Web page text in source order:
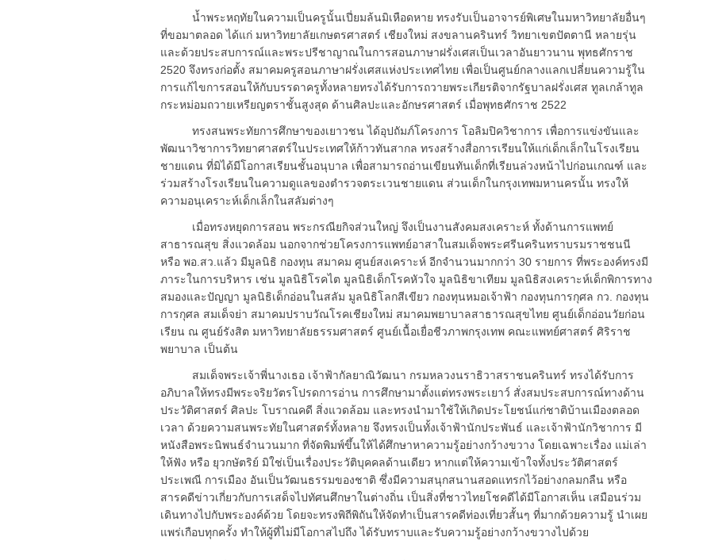
น้ำพระหฤทัยในความเป็นครูนั้นเปี่ยมล้นมิเหือดหาย ทรงรับเป็นอาจารย์พิเศษในมหาวิทยาลัยอื่นๆ
ที่ขอมาตลอด ได้แก่ มหาวิทยาลัยเกษตรศาสตร์ เชียงใหม่ สงขลานครินทร์ วิทยาเขตปัตตานี หลายรุ่น
และด้วยประสบการณ์และพระปรีชาญาณในการสอนภาษาฝรั่งเศสเป็นเวลาอันยาวนาน พุทธศักราช
2520 จึงทรงก่อตั้ง สมาคมครูสอนภาษาฝรั่งเศสแห่งประเทศไทย เพื่อเป็นศูนย์กลางแลกเปลี่ยนความรู้ใน
การแก้ไขการสอนให้กับบรรดาครูทั้งหลายทรงได้รับการถวายพระเกียรติจากรัฐบาลฝรั่งเศส ทูลเกล้าทูล
กระหม่อมถวายเหรียญตราชั้นสูงสุด ด้านศิลปะและอักษรศาสตร์ เมื่อพุทธศักราช 2522
ทรงสนพระทัยการศึกษาของเยาวชน ได้อุปถัมภ์โครงการ โอลิมปิควิชาการ เพื่อการแข่งขันและ
พัฒนาวิชาการวิทยาศาสตร์ในประเทศให้ก้าวทันสากล ทรงสร้างสื่อการเรียนให้แก่เด็กเล็กในโรงเรียน
ชายแดน ที่มิได้มีโอกาสเรียนชั้นอนุบาล เพื่อสามารถอ่านเขียนทันเด็กที่เรียนล่วงหน้าไปก่อนเกณฑ์ และ
ร่วมสร้างโรงเรียนในความดูแลของตำรวจตระเวนชายแดน ส่วนเด็กในกรุงเทพมหานครนั้น ทรงให้
ความอนุเคราะห์เด็กเล็กในสลัมต่างๆ
เมื่อทรงหยุดการสอน พระกรณียกิจส่วนใหญ่ จึงเป็นงานสังคมสงเคราะห์ ทั้งด้านการแพทย์
สาธารณสุข สิ่งแวดล้อม นอกจากช่วยโครงการแพทย์อาสาในสมเด็จพระศรีนครินทราบรมราชชนนี
หรือ พอ.สว.แล้ว มีมูลนิธิ กองทุน สมาคม ศูนย์สงเคราะห์ อีกจำนวนมากกว่า 30 รายการ ที่พระองค์ทรงมี
ภาระในการบริหาร เช่น มูลนิธิโรคไต มูลนิธิเด็กโรคหัวใจ มูลนิธิขาเทียม มูลนิธิสงเคราะห์เด็กพิการทาง
สมองและปัญญา มูลนิธิเด็กอ่อนในสลัม มูลนิธิโลกสีเขียว กองทุนหมอเจ้าฟ้า กองทุนการกุศล กว. กองทุน
การกุศล สมเด็จย่า สมาคมปราบวัณโรคเชียงใหม่ สมาคมพยาบาลสาธารณสุขไทย ศูนย์เด็กอ่อนวัยก่อน
เรียน ณ ศูนย์รังสิต มหาวิทยาลัยธรรมศาสตร์ ศูนย์เนื้อเยื่อชีวภาพกรุงเทพ คณะแพทย์ศาสตร์ ศิริราช
พยาบาล เป็นต้น
สมเด็จพระเจ้าพี่นางเธอ เจ้าฟ้ากัลยาณิวัฒนา กรมหลวงนราธิวาสราชนครินทร์ ทรงได้รับการ
อภิบาลให้ทรงมีพระจริยวัตรโปรดการอ่าน การศึกษามาตั้งแต่ทรงพระเยาว์ สั่งสมประสบการณ์ทางด้าน
ประวัติศาสตร์ ศิลปะ โบราณคดี สิ่งแวดล้อม และทรงนำมาใช้ให้เกิดประโยชน์แก่ชาติบ้านเมืองตลอด
เวลา ด้วยความสนพระทัยในศาสตร์ทั้งหลาย จึงทรงเป็นทั้งเจ้าฟ้านักประพันธ์ และเจ้าฟ้านักวิชาการ มี
หนังสือพระนิพนธ์จำนวนมาก ที่จัดพิมพ์ขึ้นให้ได้ศึกษาหาความรู้อย่างกว้างขวาง โดยเฉพาะเรื่อง แม่เล่า
ให้ฟัง หรือ ยุวกษัตริย์ มิใช่เป็นเรื่องประวัติบุคคลด้านเดียว หากแต่ให้ความเข้าใจทั้งประวัติศาสตร์
ประเพณี การเมือง อันเป็นวัฒนธรรมของชาติ ซึ่งมีความสนุกสนานสอดแทรกไว้อย่างกลมกลืน หรือ
สารคดีข่าวเกี่ยวกับการเสด็จไปทัศนศึกษาในต่างถิ่น เป็นสิ่งที่ชาวไทยโชคดีได้มีโอกาสเห็น เสมือนร่วม
เดินทางไปกับพระองค์ด้วย โดยจะทรงพิถีพิถันให้จัดทำเป็นสารคดีท่องเที่ยวสั้นๆ ที่มากด้วยความรู้ นำเผย
แพร่เกือบทุกครั้ง ทำให้ผู้ที่ไม่มีโอกาสไปถึง ได้รับทราบและรับความรู้อย่างกว้างขวางไปด้วย